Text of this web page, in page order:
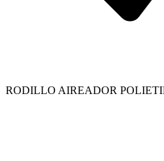
RODILLO AIREADOR